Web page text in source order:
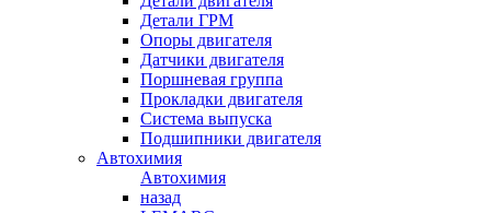
Детали ГРМ
Опоры двигателя
Датчики двигателя
Поршневая группа
Прокладки двигателя
Система выпуска
Подшипники двигателя
Автохимия
Автохимия
назад